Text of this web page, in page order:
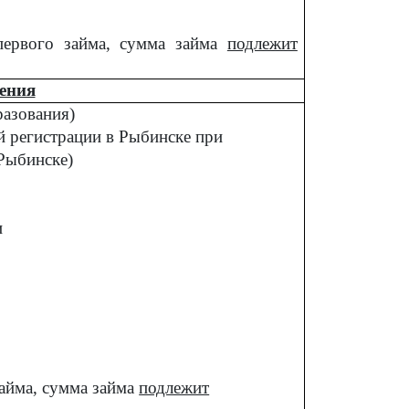
займа, сумма займа подлежит
в Рыбинске при
сумма займаподлежит